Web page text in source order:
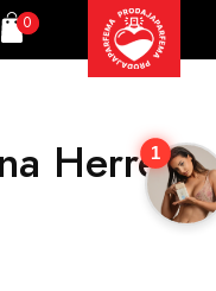
Korpa
0
Herrera
1